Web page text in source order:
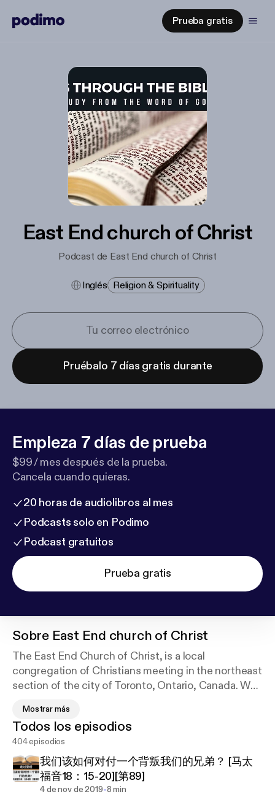
Prueba gratis
East End church of Christ
Podcast de East End church of Christ
Inglés Religion & Spirituality
Pruébalo 7 días gratis durante
Empieza 7 días de prueba
$99 / mes después de la prueba.
Cancela cuando quieras.
20 horas de audiolibros al mes
Podcasts solo en Podimo
Podcast gratuitos
Prueba gratis
Sobre East End church of Christ
The East End Church of Christ, is a local
congregation of Christians meeting in the northeast
section of the city of Toronto, Ontario, Canada. We
you can only be saved by God's grace through faith
(Ephesians 2:8). Living faith is a faith that obeys
God's commands. To become a Christian, one must
believe in Jesus Christ, and his death burial and
resurrection, repent of their sins, confess Jesus
Christ as the Son of God, and be baptized
Mostrar más
Todos los episodios
404 episodios
我们该如何对付一个背叛我们的兄弟？ [马太
福音18：15-20][第89]
4 de nov de 2019-8 min